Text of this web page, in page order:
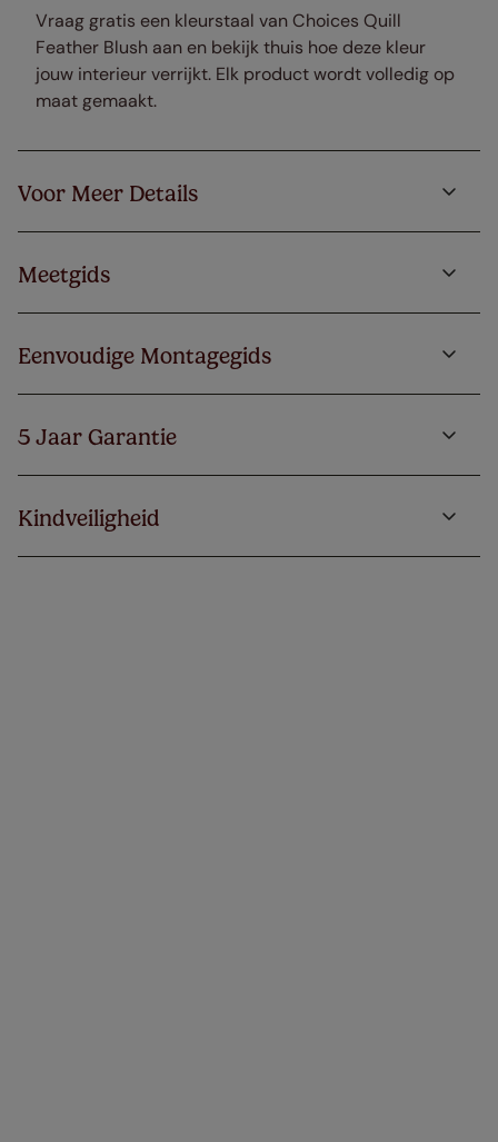
Vraag gratis een kleurstaal van Choices Quill
Feather Blush aan en bekijk thuis hoe deze kleur
jouw interieur verrijkt. Elk product wordt volledig op
maat gemaakt.
Voor Meer Details
Meetgids
Eenvoudige Montagegids
5 Jaar Garantie
Kindveiligheid